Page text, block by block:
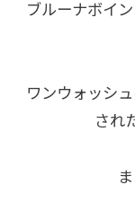
ブルーナボイ
ワンウォッシ
され